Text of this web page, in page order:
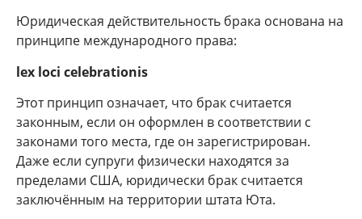
Юридическая действительность брака основана на
принципе международного права:
lex loci celebrationis
Этот принцип означает, что брак считается
законным, если он оформлен в соответствии с
законами того места, где он зарегистрирован.
Даже если супруги физически находятся за
пределами США, юридически брак считается
заключённым на территории штата Юта.